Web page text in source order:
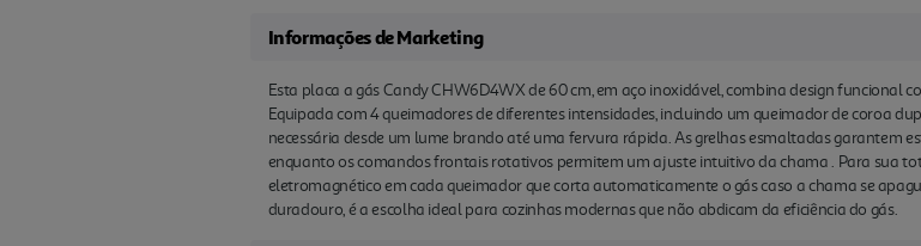
Informações de Marketing
Esta placa a gás Candy CHW6D4WX de 60 cm, em aço inoxidável, combina design funcional
Equipada com 4 queimadores de diferentes intensidades, incluindo um queimador de coroa
necessária desde um lume brando até uma fervura rápida. As grelhas esmaltadas garantem
enquanto os comandos frontais rotativos permitem um ajuste intuitivo da chama . Para sua
eletromagnético em cada queimador que corta automaticamente o gás caso a chama se
duradouro, é a escolha ideal para cozinhas modernas que não abdicam da eficiência do gás.